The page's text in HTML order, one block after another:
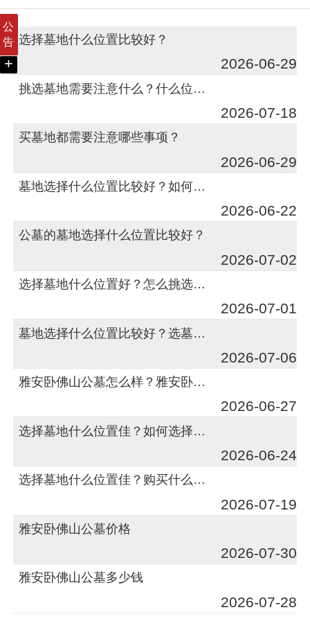
公
告
+
选择墓地什么位置比较好？
2026-06-29
挑选墓地需要注意什么？什么位置比较好？
2026-07-18
买墓地都需要注意哪些事项？
2026-06-29
墓地选择什么位置比较好？如何选择合适的墓地？
2026-06-22
公墓的墓地选择什么位置比较好？
2026-07-02
选择墓地什么位置好？怎么挑选比较佳？
2026-07-01
墓地选择什么位置比较好？选墓地有什么注意事项？
2026-07-06
雅安卧佛山公墓怎么样？雅安卧佛山公墓的节地葬怎么样？
2026-06-27
选择墓地什么位置佳？如何选择位置好的墓地？
2026-06-24
选择墓地什么位置佳？购买什么位置墓地好？
2026-07-19
雅安卧佛山公墓价格
2026-07-30
雅安卧佛山公墓多少钱
2026-07-28